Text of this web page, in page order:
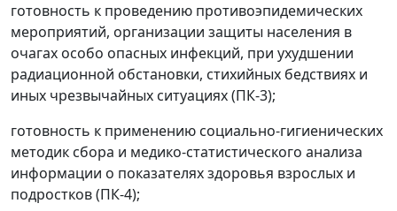
готовность к проведению противоэпидемических
мероприятий, организации защиты населения в
очагах особо опасных инфекций, при ухудшении
радиационной обстановки, стихийных бедствиях и
иных чрезвычайных ситуациях (ПК-3);
готовность к применению социально-гигиенических
методик сбора и медико-статистического анализа
информации о показателях здоровья взрослых и
подростков (ПК-4);